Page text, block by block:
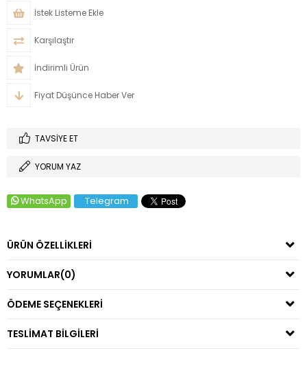
İstek Listeme Ekle
Karşılaştır
İndirimli Ürün
Fiyat Düşünce Haber Ver
TAVSIYE ET
YORUM YAZ
WhatsApp Telegram
ÜRÜN ÖZELLIKLERI
YORUMLAR(0)
ÖDEME SEÇENEKLERI
TESLIMAT BILGILERI